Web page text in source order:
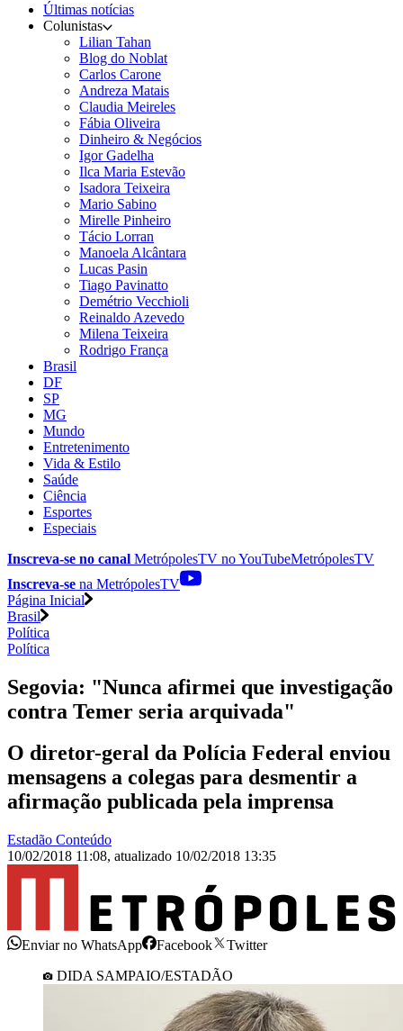
Últimas notícias
Colunistas
Lilian Tahan
Blog do Noblat
Carlos Carone
Andreza Matais
Claudia Meireles
Fábia Oliveira
Dinheiro & Negócios
Igor Gadelha
Ilca Maria Estevão
Isadora Teixeira
Mario Sabino
Mirelle Pinheiro
Tácio Lorran
Manoela Alcântara
Lucas Pasin
Tiago Pavinatto
Demétrio Vecchioli
Reinaldo Azevedo
Milena Teixeira
Rodrigo França
Brasil
DF
SP
MG
Mundo
Entretenimento
Vida & Estilo
Saúde
Ciência
Esportes
Especiais
Inscreva-se no canal MetrópolesTV noYouTubeMetrópolesTV
Inscreva-se na MetrópolesTV
Página Inicial
Brasil
Política
Política
Segovia: "Nunca afirmei que investigação
contra Temer seria arquivada"
O diretor-geral da Polícia Federal enviou
mensagens a colegas para desmentir a
afirmação publicada pela imprensa
Estadão Conteúdo
10/02/2018 11:08, atualizado 10/02/2018 13:35
Enviar no WhatsApp Facebook
Twitter
DIDA SAMPAIO/ESTADÃO